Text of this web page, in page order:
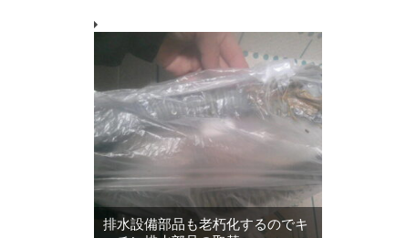
排水設備部品も老朽化するのでキ